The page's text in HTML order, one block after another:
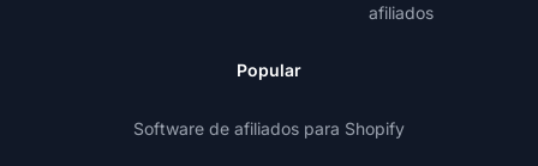
afiliados
Popular
Software de afiliados para Shopify